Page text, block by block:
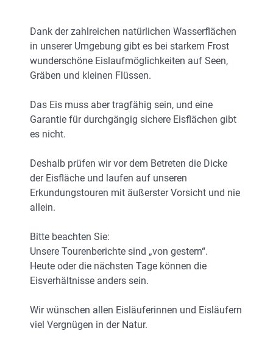
Dank der zahlreichen natürlichen Wasserflächen
in unserer Umgebung gibt es bei starkem Frost
wunderschöne Eislaufmöglichkeiten auf Seen,
Gräben und kleinen Flüssen.
Das Eis muss aber tragfähig sein, und eine
Garantie für durchgängig sichere Eisflächen gibt
es nicht.
Deshalb prüfen wir vor dem Betreten die Dicke
der Eisfläche und laufen auf unseren
Erkundungstouren mit äußerster Vorsicht und nie
allein.
Bitte beachten Sie:
Unsere Tourenberichte sind „von gestern“.
Heute oder die nächsten Tage können die
Eisverhältnisse anders sein.
Wir wünschen allen Eisläuferinnen und Eisläufern
viel Vergnügen in der Natur.